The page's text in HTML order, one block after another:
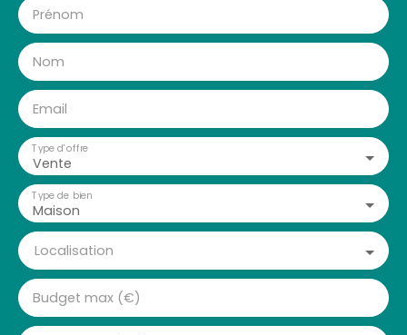
Prénom
Nom
Email
Vente
Type d'offre
Maison
Type de bien
Localisation
Budget max (€)